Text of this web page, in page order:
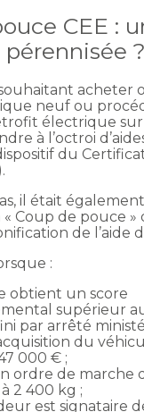
CEE :
?
acheter
neuf ou
électrique
à l’octroi
du
il était
« Coup de pouce
de l’aide
:
obtient un score
supérieur
par arrêté
du
000 € ;
ordre de marche
2 400 kg ;
est signataire